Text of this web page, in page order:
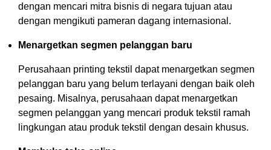
dengan mencari mitra bisnis di negara tujuan atau
dengan mengikuti pameran dagang internasional.
Menargetkan segmen pelanggan baru
Perusahaan printing tekstil dapat menargetkan segmen
pelanggan baru yang belum terlayani dengan baik oleh
pesaing. Misalnya, perusahaan dapat menargetkan
segmen pelanggan yang mencari produk tekstil ramah
lingkungan atau produk tekstil dengan desain khusus.